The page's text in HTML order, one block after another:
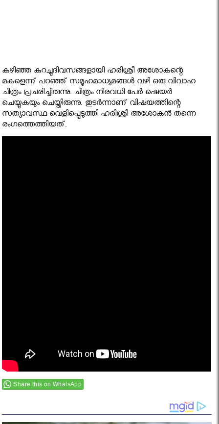
കഴിഞ്ഞ കുറച്ചുദിവസങ്ങളായി ഹരിശ്രീ അശോകന്റെ
മകളെന്ന് പറഞ്ഞ് സമൂഹമാധ്യമങ്ങള്‍ വഴി ഒരു വിവാഹ
ചിത്രം പ്രചരിച്ചിരുന്നു. ചിത്രം നിരവധി പേര്‍ ഷെയര്‍
ചെയ്യുകയും ചെയ്തിരുന്നു. തുടര്‍ന്നാണ് വിഷയത്തിന്റെ
സത്യാവസ്ഥ വെളിപ്പെടുത്തി ഹരിശ്രീ അശോകന്‍ തന്നെ
രംഗത്തെത്തിയത്.
Share this on WhatsApp